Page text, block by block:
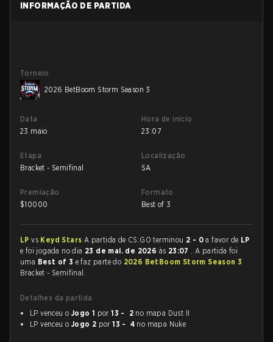
INFORMAÇÃO DE PARTIDA
Torneio
2026 BetBoom Storm Season 3
Data
23 maio
Hora de início
23:07
Etapa
Bracket - Semifinal
Localização
SA
Premiação
$10000
Formato
Best of 3
LPvs Keyd Stars A partida de CS:GO terminou 2 - 0 a favor de LP
e foi jogada no dia 23 de mai. de 2026 às 23:07 . A partida foi
uma Best of 3 e faz parte do 2026 BetBoom Storm Season 3
Bracket - Semifinal.
Detalhes da partida
LP venceu o Jogo 1 por13 - 2 no mapa Dust II
LP venceu o Jogo 2 por13 - 4 no mapa Nuke